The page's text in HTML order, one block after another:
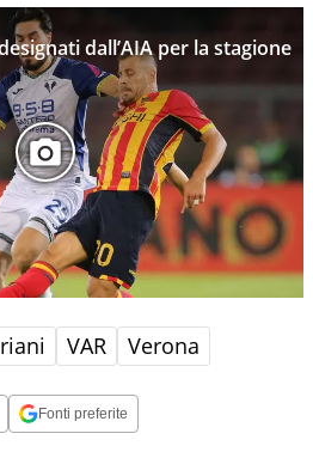
dall’AIA per la stagione
VAR Verona
Fonti preferite